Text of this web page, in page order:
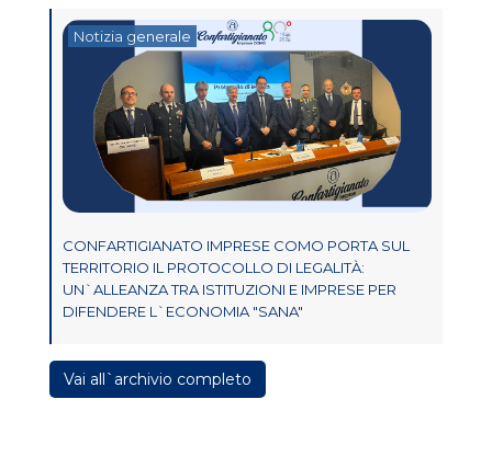
Notizia generale
CONFARTIGIANATO IMPRESE COMO PORTA SUL
TERRITORIO IL PROTOCOLLO DI LEGALITÀ:
UN`ALLEANZA TRA ISTITUZIONI E IMPRESE PER
DIFENDERE L`ECONOMIA "SANA"
Vai all`archivio completo